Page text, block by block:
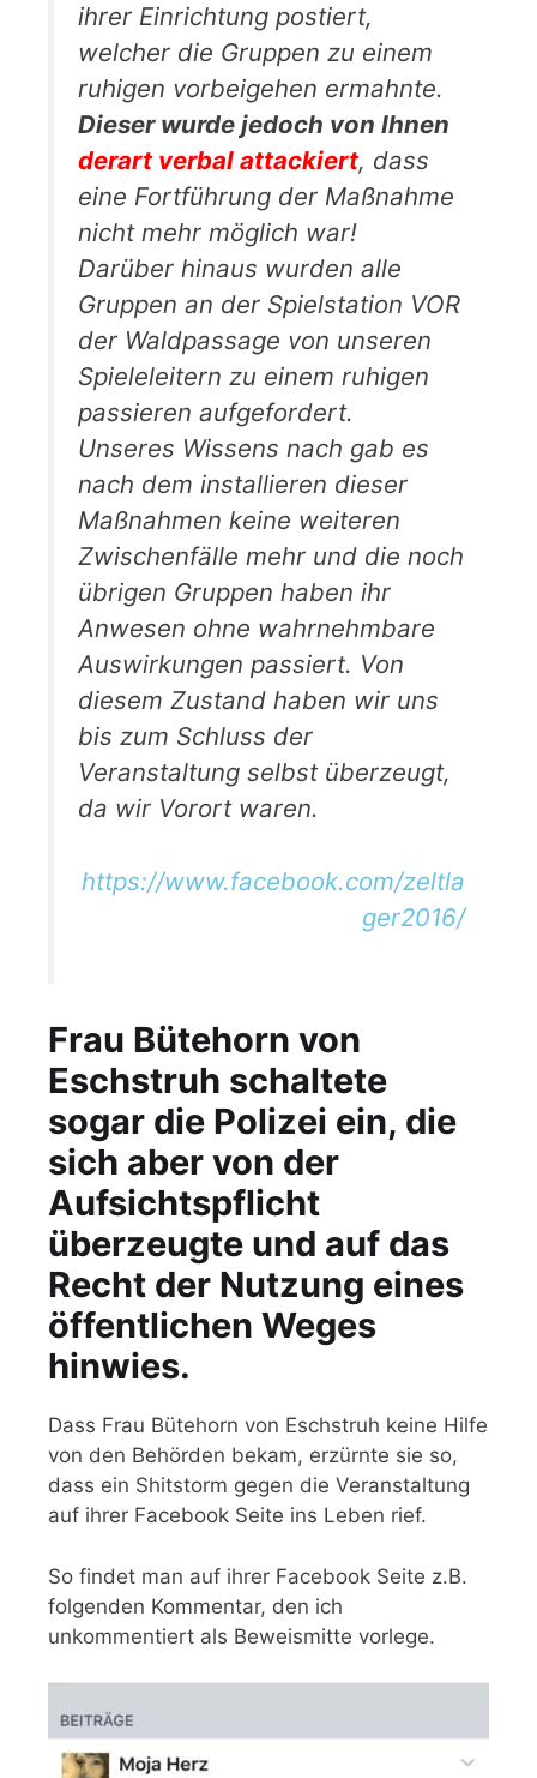
ihrer Einrichtung postiert,
welcher die Gruppen zu einem
ruhigen vorbeigehen ermahnte.
Dieser wurde jedoch von Ihnen
derart verbal attackiert, dass
eine Fortführung der Maßnahme
nicht mehr möglich war!
Darüber hinaus wurden alle
Gruppen an der Spielstation VOR
der Waldpassage von unseren
Spieleleitern zu einem ruhigen
passieren aufgefordert.
Unseres Wissens nach gab es
nach dem installieren dieser
Maßnahmen keine weiteren
Zwischenfälle mehr und die noch
übrigen Gruppen haben ihr
Anwesen ohne wahrnehmbare
Auswirkungen passiert. Von
diesem Zustand haben wir uns
bis zum Schluss der
Veranstaltung selbst überzeugt,
da wir Vorort waren.
https://www.facebook.com/zeltla
ger2016/
Frau Bütehorn von
Eschstruh schaltete
sogar die Polizei ein, die
sich aber von der
Aufsichtspflicht
überzeugte und auf das
Recht der Nutzung eines
öffentlichen Weges
hinwies.
Dass Frau Bütehorn von Eschstruh keine Hilfe
von den Behörden bekam, erzürnte sie so,
dass ein Shitstorm gegen die Veranstaltung
auf ihrer Facebook Seite ins Leben rief.
So findet man auf ihrer Facebook Seite z.B.
folgenden Kommentar, den ich
unkommentiert als Beweismitte vorlege.